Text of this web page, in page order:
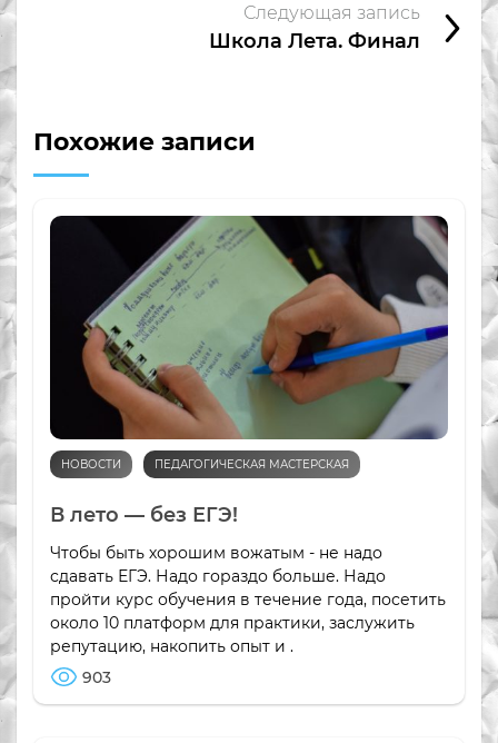
Следующая запись
Школа Лета. Финал
Похожие записи
НОВОСТИ ПЕДАГОГИЧЕСКАЯ МАСТЕРСКАЯ
В лето — без ЕГЭ!
Чтобы быть хорошим вожатым - не надо
сдавать ЕГЭ. Надо гораздо больше. Надо
пройти курс обучения в течение года, посетить
около 10 платформ для практики, заслужить
репутацию, накопить опыт и .
903